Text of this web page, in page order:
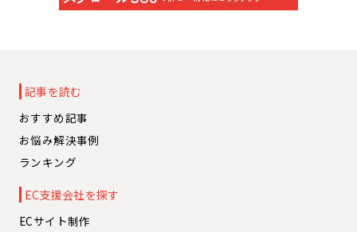
記事を読む
おすすめ記事
お悩み解決事例
ランキング
EC支援会社を探す
ECサイト制作